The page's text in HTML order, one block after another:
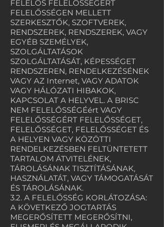
FELELŐS FELELŐSSÉGÉRT
FELELŐSSÉGEN MELLETT
SZERKESZTŐK, SZOFTVEREK,
RENDSZEREK, RENDSZEREK, VAGY
EGYÉB SZEMÉLYEK,
SZOLGÁLTATÁSOK
SZOLGÁLTATÁSÁT, KÉPESSÉGET
RENDSZEREN, RENDELKEZÉSÉNEK
VAGY AZ Internet, VAGY ADATOK
VAGY HÁLÓZATI HIBAKOK,
KAPCSOLAT A HELYVEL. A BRISC
NEM FELELŐSSÉGÉért VAGY
FELELŐSSÉGÉRT FELELŐSSÉGET,
FELELŐSSÉGET, FELELŐSSÉGET ÉS
A HELYEN VAGY KÖZÖTTI
RENDELKEZÉSBEN FELTÜNTETETT
TARTALOM ÁTVITELÉNEK,
TÁROLÁSÁNAK TISZTÍTÁSÁNAK,
HASZNÁLATÁT, VAGY TÁMOGATÁSÁT
ÉS TÁROLÁSÁNAK.
3.2. A FELELŐSSÉG KORLÁTOZÁSA:
A KÖVETKEZŐ JOGTARTÁS
MEGERŐSÍTETT MEGERŐSÍTNI,